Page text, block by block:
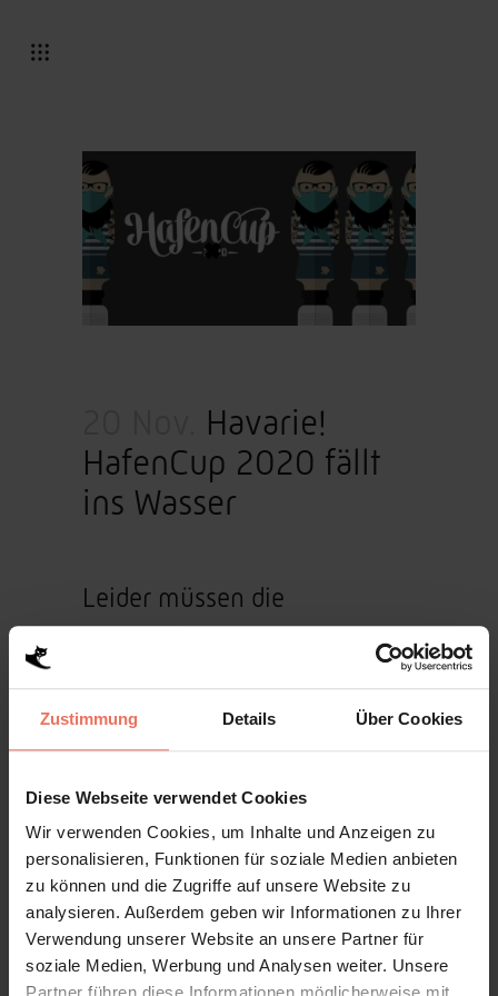
Zustimmung Details Über Cookies
Diese Webseite verwendet Cookies
Wir verwenden Cookies, um Inhalte und Anzeigen zu
personalisieren, Funktionen für soziale Medien anbieten
zu können und die Zugriffe auf unsere Website zu
analysieren. Außerdem geben wir Informationen zu Ihrer
Verwendung unserer Website an unsere Partner für
soziale Medien, Werbung und Analysen weiter. Unsere
Havarie!
HafenCup 2020 fällt
ins Wasser
Leider müssen die
Straubinger dieses Jahr nach
Absage des wohl wichtigsten
Events, dem
Gäubodenvolksfest, auch auf
die zweitwichtigste
Veranstaltung, den HafenCup,
verzichten.
Auf Grund der aktuellen Lage
hat sich das HafenLiga-